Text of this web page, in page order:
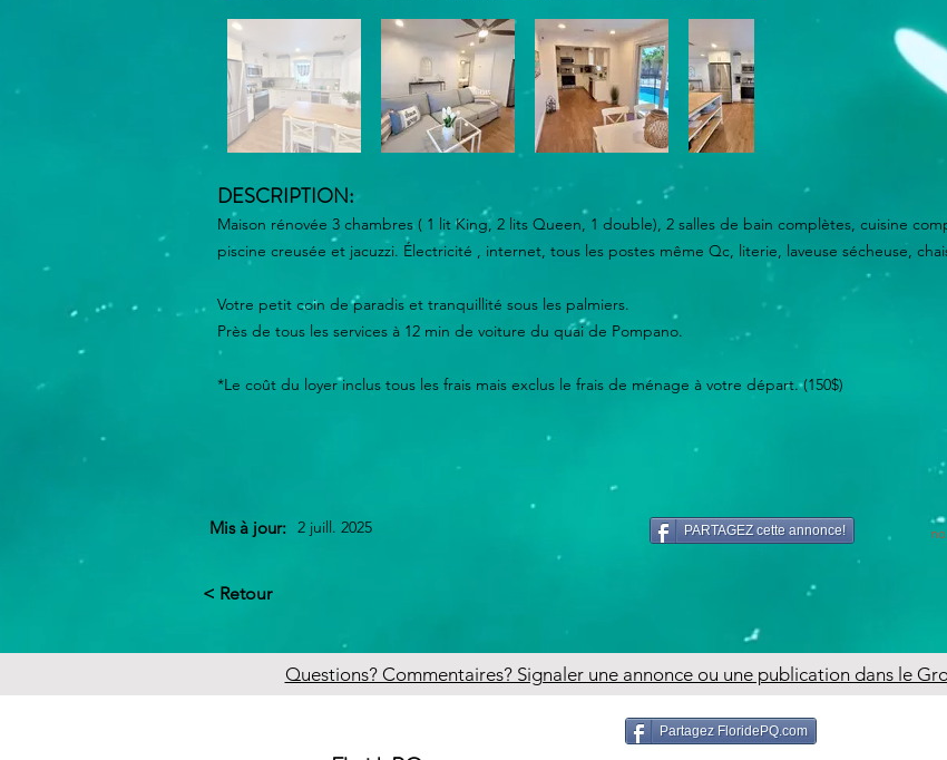
DESCRIPTION:
Maison rénovée 3 chambres ( 1 lit King, 2 lits Queen, 1 double), 2 salles de bain complètes, cuisine
piscine creusée et jacuzzi. Électricité , internet, tous les postes même Qc, literie, laveuse sécheuse,
Votre petit coin de paradis et tranquillité sous les palmiers.
Près de tous les services à 12 min de voiture du quai de Pompano.
*Le coût du loyer inclus tous les frais mais exclus le frais de ménage à votre départ. (150$)
Mis à jour: 2 juill. 2025 PARTAGEZ cette annonce!
< Retour
Questions? Commentaires? Signaler une annonce ou une publication dans le
Partagez FloridePQ.com